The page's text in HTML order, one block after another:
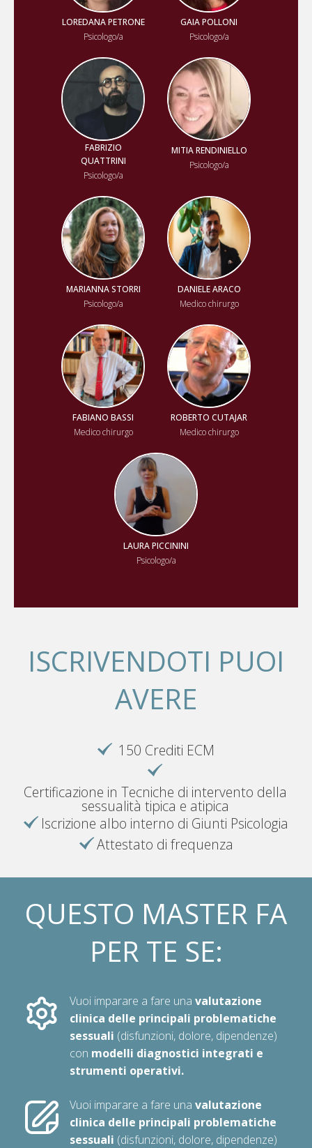
LOREDANA PETRONE
Psicologo/a
GAIA POLLONI
Psicologo/a
FABRIZIO
QUATTRINI
Psicologo/a
MITIA RENDINIELLO
Psicologo/a
MARIANNA STORRI
Psicologo/a
DANIELE ARACO
Medico chirurgo
FABIANO BASSI
Medico chirurgo
ROBERTO CUTAJAR
Medico chirurgo
LAURA PICCININI
Psicologo/a
ISCRIVENDOTI PUOI
AVERE
150 Crediti ECM
Certificazione in Tecniche di intervento della
sessualità tipica e atipica
Iscrizione albo interno di Giunti Psicologia
Attestato di frequenza
QUESTO MASTER FA
PER TE SE:
Vuoi imparare a fare una valutazione
clinica delle principali problematiche
sessuali (disfunzioni, dolore, dipendenze)
con modelli diagnostici integrati e
strumenti operativi.
Vuoi imparare a fare una valutazione
clinica delle principali problematiche
sessuali (disfunzioni, dolore, dipendenze)